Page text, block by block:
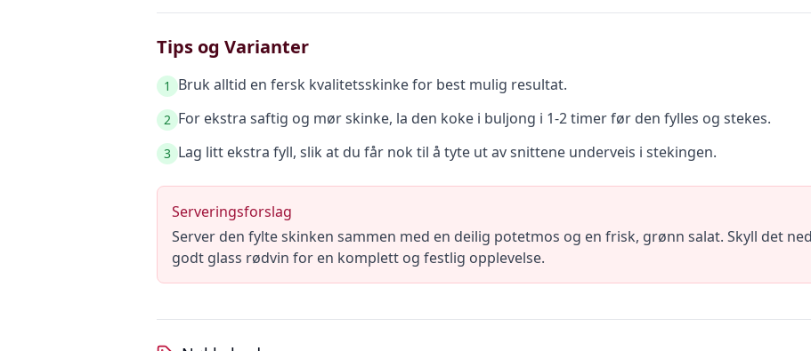
Tips og Varianter
1 Bruk alltid en fersk kvalitetsskinke for best mulig resultat.
2 For ekstra saftig og mør skinke, la den koke i buljong i 1-2 timer før den fylles og stekes.
3 Lag litt ekstra fyll, slik at du får nok til å tyte ut av snittene underveis i stekingen.
Serveringsforslag
Server den fylte skinken sammen med en deilig potetmos og en frisk, grønn salat. Skyll det
godt glass rødvin for en komplett og festlig opplevelse.